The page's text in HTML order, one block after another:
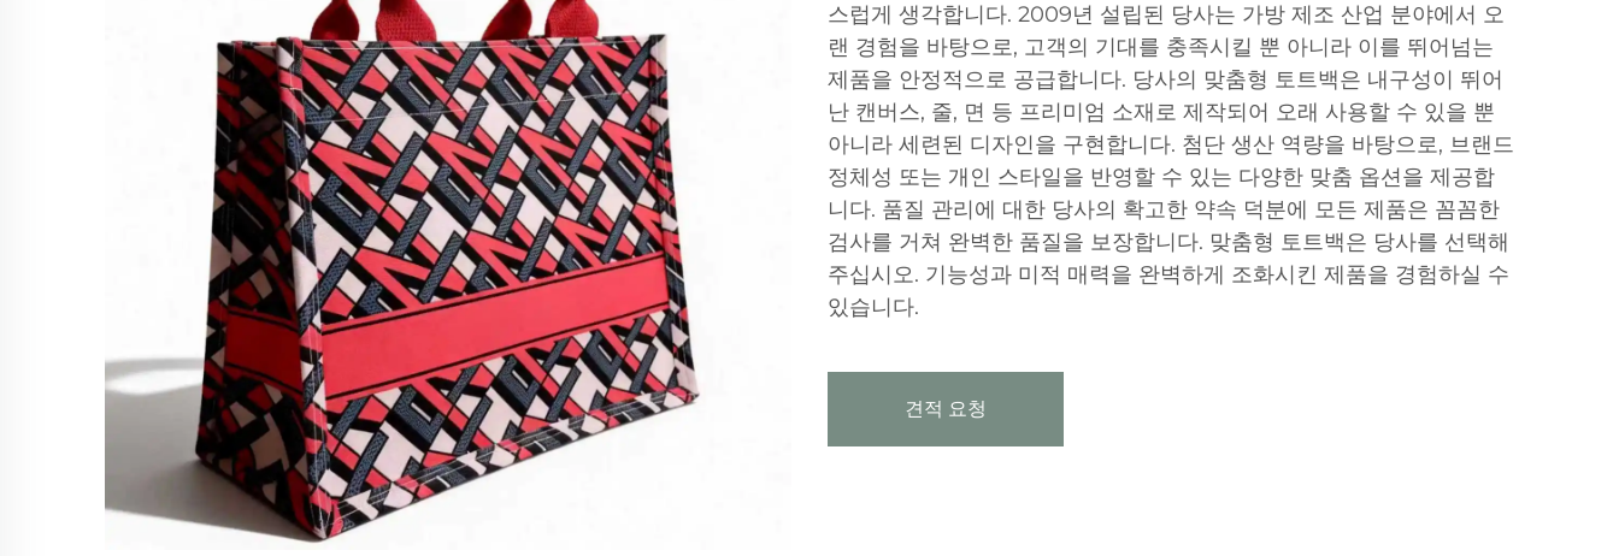
스럽게 생각합니다. 2009년 설립된 당사는 가방 제조 산업 분야에서 오
랜 경험을 바탕으로, 고객의 기대를 충족시킬 뿐 아니라 이를 뛰어넘는
제품을 안정적으로 공급합니다. 당사의 맞춤형 토트백은 내구성이 뛰어
난 캔버스, 줄, 면 등 프리미엄 소재로 제작되어 오래 사용할 수 있을 뿐
아니라 세련된 디자인을 구현합니다. 첨단 생산 역량을 바탕으로, 브랜드
정체성 또는 개인 스타일을 반영할 수 있는 다양한 맞춤 옵션을 제공합
니다. 품질 관리에 대한 당사의 확고한 약속 덕분에 모든 제품은 꼼꼼한
검사를 거쳐 완벽한 품질을 보장합니다. 맞춤형 토트백은 당사를 선택해
주십시오. 기능성과 미적 매력을 완벽하게 조화시킨 제품을 경험하실 수
있습니다.
견적 요청